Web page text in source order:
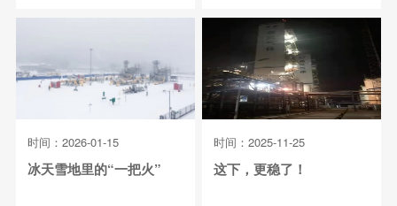
时间：2026-01-15
冰天雪地里的“一把火”
时间：2025-11-25
这下，更稳了！